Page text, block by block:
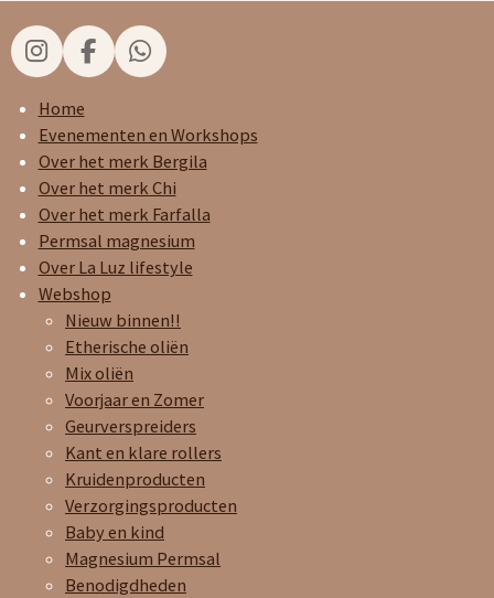
I
n
s
t
a
g
r
a
m
F
a
e
b
o
o
k
W
h
t
s
A
p
p
Home
Evenementen en Workshops
Over het merk Bergila
Over het merk Chi
Over het merk Farfalla
Permsal magnesium
Over La Luz lifestyle
Webshop
Nieuw binnen!!
Etherische oliën
Mix oliën
Voorjaar en Zomer
Geurverspreiders
Kant en klare rollers
Kruidenproducten
Verzorgingsproducten
Baby en kind
Magnesium Permsal
Benodigdheden